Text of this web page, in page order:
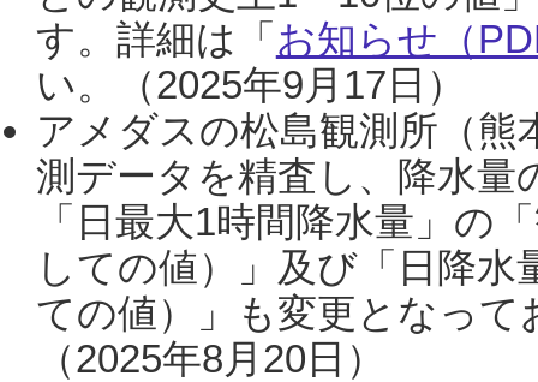
す。詳細は「 お知らせ（
い。（2025年9月17日）
アメダスの松島観測所（熊
測データを精査し、降水
「日最大1時間降水量」の
しての値）」及び「日降
ての値）」も変更となっ
（2025年8月20日）